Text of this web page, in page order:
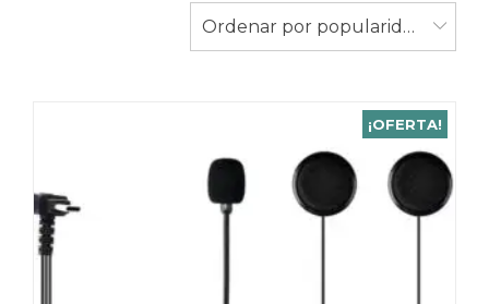
Ordenar por popularidad
¡OFERTA!